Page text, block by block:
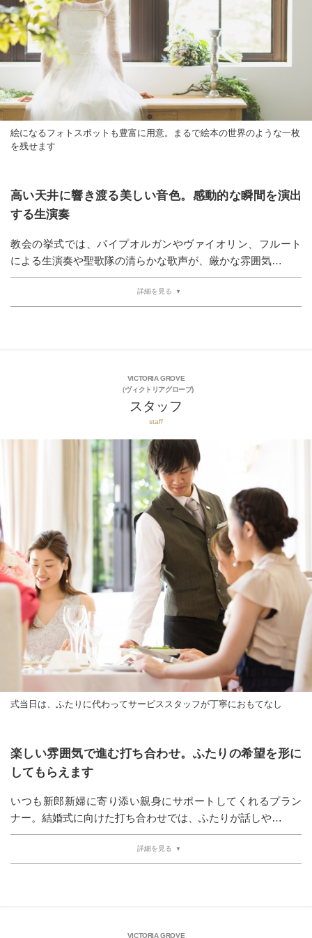
絵になるフォトスポットも豊富に用意。まるで絵本の世界のような一枚
を残せます
高い天井に響き渡る美しい音色。感動的な瞬間を演出
する生演奏
教会の挙式では、パイプオルガンやヴァイオリン、フルート
による生演奏や聖歌隊の清らかな歌声が、厳かな雰囲気…
詳細を見る
VICTORIA GROVE
（ヴィクトリアグローブ)
スタッフ
staff
式当日は、ふたりに代わってサービススタッフが丁寧におもてなし
楽しい雰囲気で進む打ち合わせ。ふたりの希望を形に
してもらえます
いつも新郎新婦に寄り添い親身にサポートしてくれるプラン
ナー。結婚式に向けた打ち合わせでは、ふたりが話しや…
詳細を見る
VICTORIA GROVE